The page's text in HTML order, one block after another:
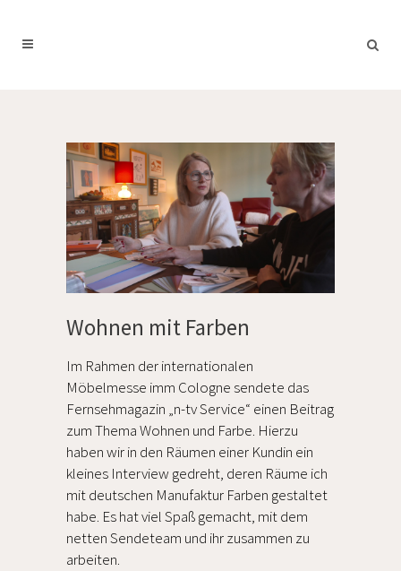
Wohnen mit Farben
Im Rahmen der internationalen
Möbelmesse imm Cologne sendete das
Fernsehmagazin „n-tv Service“ einen Beitrag
zum Thema Wohnen und Farbe. Hierzu
haben wir in den Räumen einer Kundin ein
kleines Interview gedreht, deren Räume ich
mit deutschen Manufaktur Farben gestaltet
habe. Es hat viel Spaß gemacht, mit dem
netten Sendeteam und ihr zusammen zu
arbeiten.